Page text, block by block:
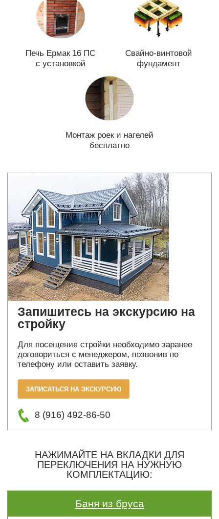
Печь Ермак 16 ПС
с установкой
Свайно-винтовой
фундамент
Монтаж роек и нагелей
бесплатно
Запишитесь на экскурсию на
стройку
Для посещения стройки необходимо заранее
договориться с менеджером, позвонив по
телефону или оставить заявку.
ЗАПИСАТЬСЯ НА ЭКСКУРСИЮ
8 (916) 492-86-50
НАЖИМАЙТЕ НА ВКЛАДКИ ДЛЯ
ПЕРЕКЛЮЧЕНИЯ НА НУЖНУЮ
КОМПЛЕКТАЦИЮ:
Баня из бруса